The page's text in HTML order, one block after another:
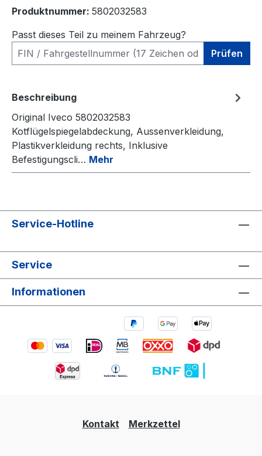
Produktnummer: 5802032583
Passt dieses Teil zu meinem Fahrzeug?
Prüfen
Beschreibung
Original Iveco 5802032583
Kotflügelspiegelabdeckung, Aussenverkleidung,
Plastikverkleidung rechts, Inklusive
Befestigungscli… Mehr
Service-Hotline
Service
Informationen
Kontakt Merkzettel